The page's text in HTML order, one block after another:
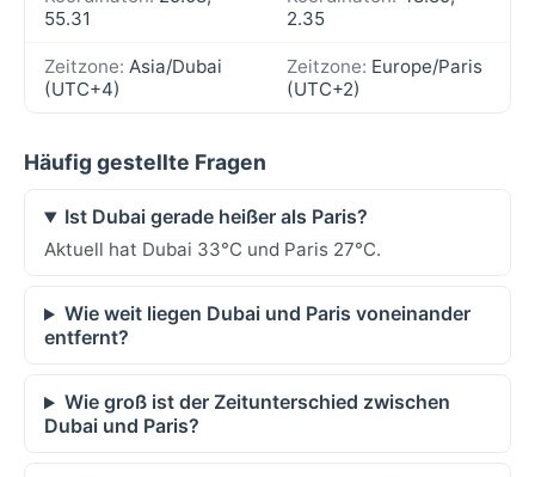
55.31
2.35
Zeitzone: Asia/Dubai
(UTC+4)
Zeitzone: Europe/Paris
(UTC+2)
Häufig gestellte Fragen
Ist Dubai gerade heißer als Paris?
Aktuell hat Dubai 33°C und Paris 27°C.
Wie weit liegen Dubai und Paris voneinander
entfernt?
Wie groß ist der Zeitunterschied zwischen
Dubai und Paris?